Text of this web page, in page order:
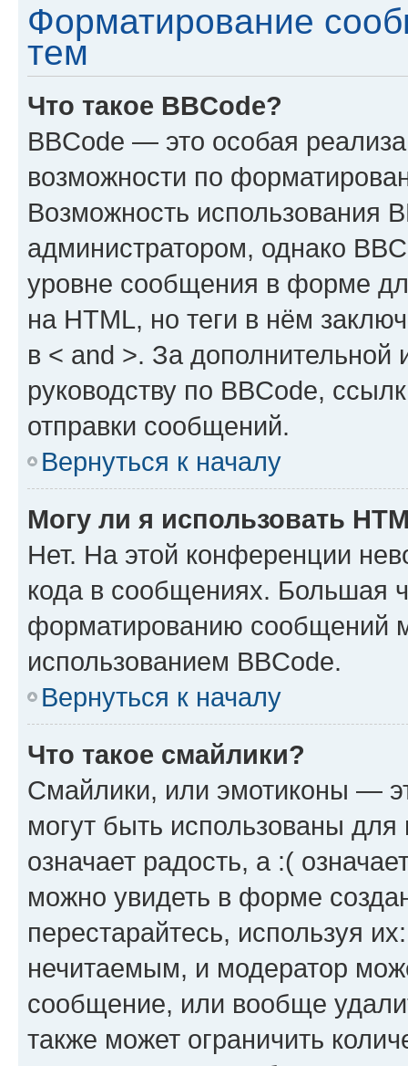
Форматирование
тем
Что такое BBCode?
BBCode — это особая
возможности по
Возможность использования
администратором, однако
уровне сообщения в форме
на HTML, но теги в нём
в < and >. За
руководству по BBCode,
отправки сообщений.
Вернуться к началу
Могу ли я использовать
Нет. На этой конференции
кода в сообщениях. Большая
форматированию сообщений
использованием BBCode.
Вернуться к началу
Что такое смайлики?
Смайлики, или эмотиконы —
могут быть использованы
означает радость, а :(
можно увидеть в форме
перестарайтесь, используя
нечитаемым, и модератор
сообщение, или вообще
также может ограничить